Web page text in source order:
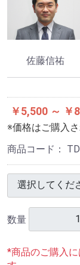
佐藤信祐
￥5,500 ～ ￥
※価格はご購入
商品コード：
数量
*商品のご購入